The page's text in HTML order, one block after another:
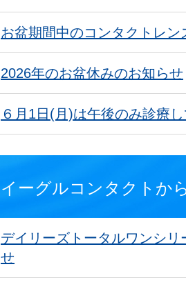
お盆期間中のコンタクトレン
2026年のお盆休みのお知らせ
６月1日(月)は午後のみ診療
イーグルコンタクトか
デイリーズトータルワンシ
せ